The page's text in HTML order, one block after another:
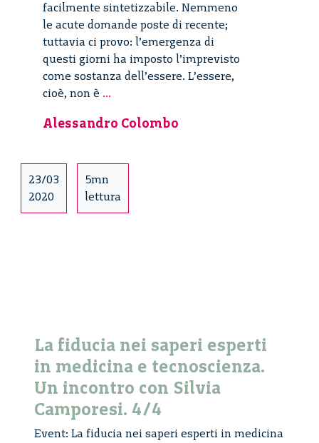
facilmente sintetizzabile. Nemmeno
le acute domande poste di recente;
tuttavia ci provo: l’emergenza di
questi giorni ha imposto l’imprevisto
come sostanza dell’essere. L’essere,
cioè, non è ...
in
Alessandro Colombo
23/03
2020
5mn
lettura
La fiducia nei saperi esperti
in medicina e tecnoscienza.
Un incontro con Silvia
Camporesi. 4/4
Event: La fiducia nei saperi esperti in medicina